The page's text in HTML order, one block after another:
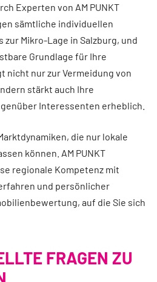
Experten von AM PUNKT
sämtliche individuellen
zur Mikro-Lage in Salzburg, und
Grundlage für Ihre
nicht nur zur Vermeidung von
stärkt auch Ihre
Interessenten erheblich.
die nur lokale
können. AM PUNKT
regionale Kompetenz mit
und persönlicher
auf die Sie sich
FRAGEN ZU